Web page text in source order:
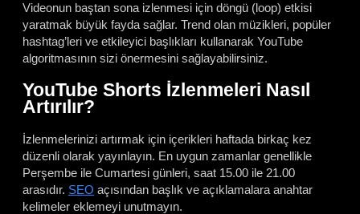
Videonun baştan sona izlenmesi için döngü (loop) etkisi
yaratmak büyük fayda sağlar. Trend olan müzikleri, popüler
hashtag’leri ve etkileyici başlıkları kullanarak YouTube
algoritmasının sizi önermesini sağlayabilirsiniz.
YouTube Shorts İzlenmeleri Nasıl
Artırılır?
İzlenmelerinizi artırmak için içerikleri haftada birkaç kez
düzenli olarak yayınlayın. En uygun zamanlar genellikle
Perşembe ile Cumartesi günleri, saat 15.00 ile 21.00
arasıdır. SEO açısından başlık ve açıklamalara anahtar
kelimeler eklemeyi unutmayın.